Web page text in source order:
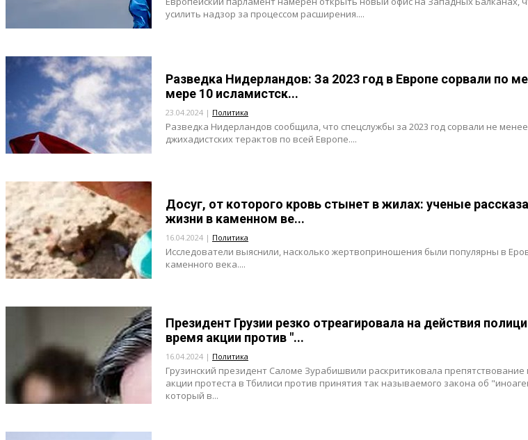
усилить надзор за процессом расширения....
Разведка Нидерландов: За 2023 год в Европе сорвали по
мере 10 исламистск...
23.04.2024 | Политика
Разведка Нидерландов сообщила, что спецслужбы за 2023 год сорвали не
джихадистских терактов по всей Европе....
Досуг, от которого кровь стынет в жилах: ученые
жизни в каменном ве...
16.04.2024 | Политика
Исследователи выяснили, насколько жертвоприношения были популярны в
каменного века....
Президент Грузии резко отреагировала на действия
время акции против "...
16.04.2024 | Политика
Грузинский президент Саломе Зурабишвили раскритиковала препятствование
акции протеста в Тбилиси против принятия так называемого закона об
который в...